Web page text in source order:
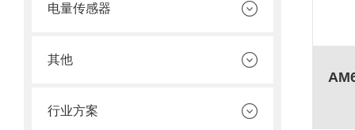
电量传感器
其他
行业方案